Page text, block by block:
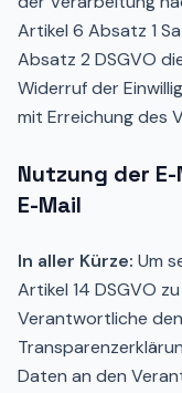
Artikel 6 Absatz 1
Absatz 2 DSGVO
Widerruf der
mit Erreichung des
Nutzung der
E-Mail
In aller Kürze: Um
Artikel 14 DSGVO
Verantwortliche
Daten an den